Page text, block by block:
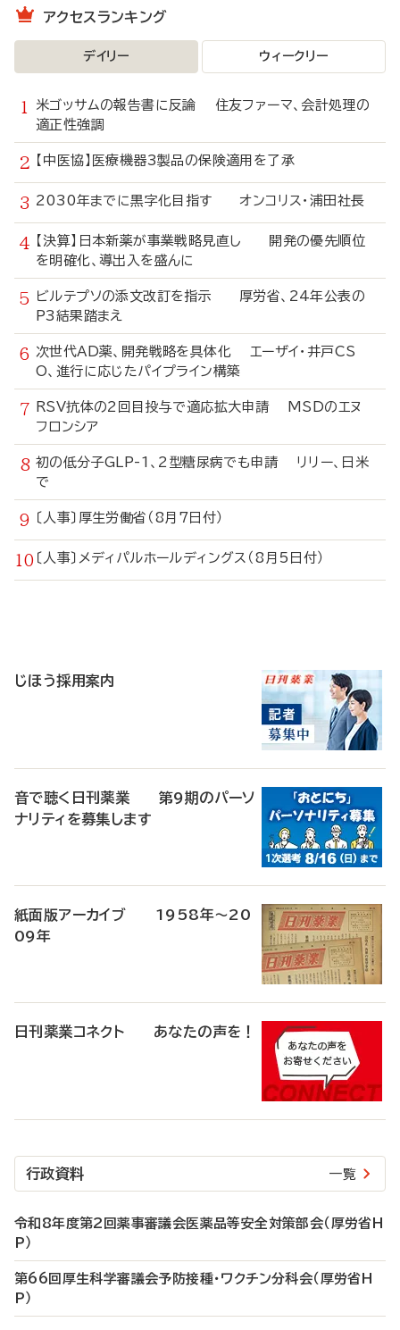
アクセスランキング
デイリー ウィークリー
米ゴッサムの報告書に反論 住友ファーマ、会計処理の
適正性強調
【中医協】医療機器3製品の保険適用を了承
2030年までに黒字化目指す オンコリス・浦田社長
【決算】日本新薬が事業戦略見直し 開発の優先順位
を明確化、導出入を盛んに
ビルテプソの添文改訂を指示 厚労省、24年公表の
P3結果踏まえ
次世代AD薬、開発戦略を具体化 エーザイ・井戸CS
O、進行に応じたパイプライン構築
RSV抗体の2回目投与で適応拡大申請 MSDのエヌ
フロンシア
初の低分子GLP-1、2型糖尿病でも申請 リリー、日米
で
〔人事〕厚生労働省（8月7日付）
〔人事〕メディパルホールディングス（8月5日付）
じほう採用案内
音で聴く日刊薬業 第9期のパーソ
ナリティを募集します
紙面版アーカイブ 1958年～20
09年
日刊薬業コネクト あなたの声を！
行政資料 一覧
令和8年度第2回薬事審議会医薬品等安全対策部会（厚労省H
P）
第66回厚生科学審議会予防接種・ワクチン分科会（厚労省H
P）